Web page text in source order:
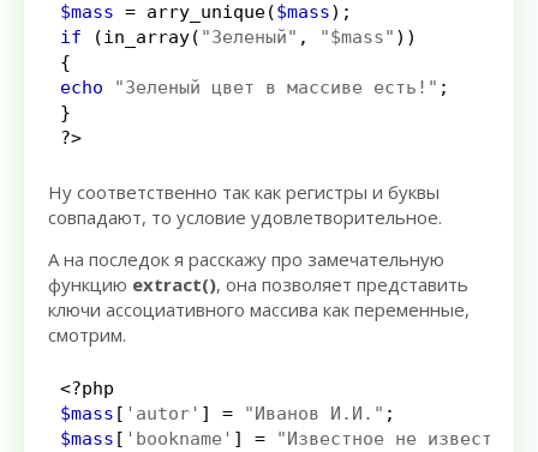
$mass = arry_unique($mass);
if
(in_array( "Зеленый" , "$mass" ))
{
echo
"Зеленый цвет в массиве есть!" ;
}
?>
Ну соответственно так как регистры и буквы
совпадают, то условие удовлетворительное.
А на последок я расскажу про замечательную
функцию extract(), она позволяет представить
ключи ассоциативного массива как переменные,
смотрим.
<?php
$mass [ 'autor' ] = "Иванов И.И." ;
$mass [ 'bookname' ] = "Известное не известное"